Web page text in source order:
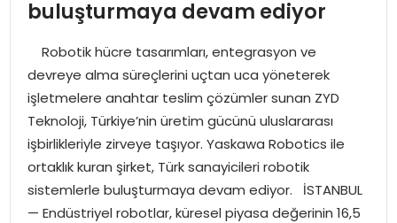
İDEAL SPOR
YAŞAM
MAGAZIN
SAĞLIK
SOSYAL HABER
buluşturmaya devam ediyor
Robotik hücre tasarımları, entegrasyon ve
devreye alma süreçlerini uçtan uca yöneterek
işletmelere anahtar teslim çözümler sunan ZYD
Teknoloji, Türkiye’nin üretim gücünü uluslararası
işbirlikleriyle zirveye taşıyor. Yaskawa Robotics ile
ortaklık kuran şirket, Türk sanayicileri robotik
sistemlerle buluşturmaya devam ediyor. İSTANBUL
— Endüstriyel robotlar, küresel piyasa değerinin 16,5